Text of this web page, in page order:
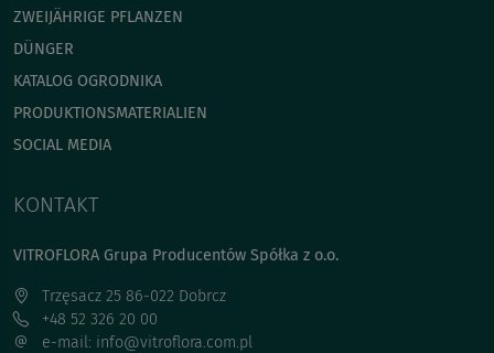
ZWEIJÄHRIGE PFLANZEN
DÜNGER
KATALOG OGRODNIKA
PRODUKTIONSMATERIALIEN
SOCIAL MEDIA
KONTAKT
VITROFLORA Grupa Producentów Spółka z o.o.
Trzęsacz 25 86-022 Dobrcz
+48 52 326 20 00
e-mail: info@vitroflora.com.pl